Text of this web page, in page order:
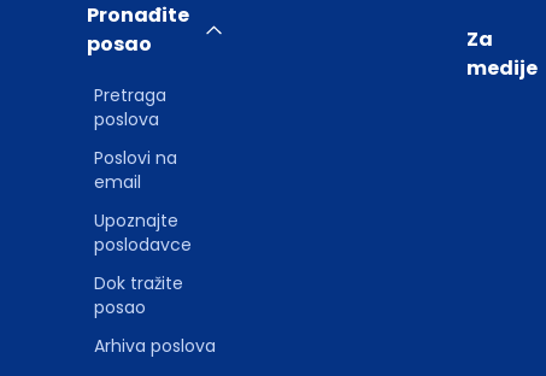
Pronađite
posao
Pretraga
poslova
Poslovi na
email
Upoznajte
poslodavce
Dok tražite
posao
Arhiva poslova
Za
medije